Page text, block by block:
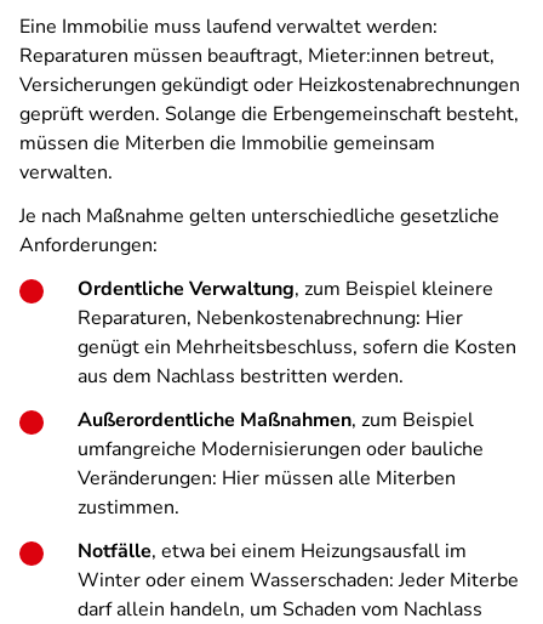
Eine Immobilie muss laufend verwaltet werden:
Reparaturen müssen beauftragt, Mieter:innen betreut,
Versicherungen gekündigt oder Heizkostenabrechnungen
geprüft werden. Solange die Erbengemeinschaft besteht,
müssen die Miterben die Immobilie gemeinsam
verwalten.
Je nach Maßnahme gelten unterschiedliche gesetzliche
Anforderungen:
Ordentliche Verwaltung, zum Beispiel kleinere
Reparaturen, Nebenkostenabrechnung: Hier
genügt ein Mehrheitsbeschluss, sofern die Kosten
aus dem Nachlass bestritten werden.
Außerordentliche Maßnahmen, zum Beispiel
umfangreiche Modernisierungen oder bauliche
Veränderungen: Hier müssen alle Miterben
zustimmen.
Notfälle, etwa bei einem Heizungsausfall im
Winter oder einem Wasserschaden: Jeder Miterbe
darf allein handeln, um Schaden vom Nachlass